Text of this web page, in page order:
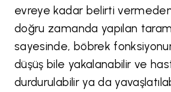
evreye kadar belirti
doğru zamanda yapılan
sayesinde, böbrek
düşüş bile yakalanabilir ve
durdurulabilir ya da